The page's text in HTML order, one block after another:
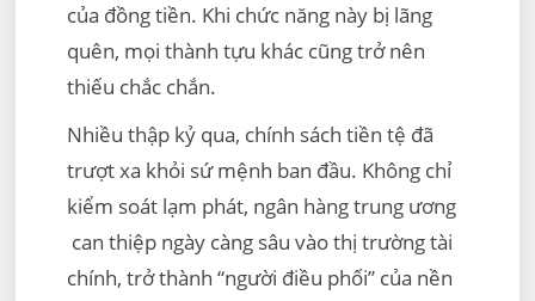
của đồng tiền. Khi chức năng này bị lãng
quên, mọi thành tựu khác cũng trở nên
thiếu chắc chắn.
Nhiều thập kỷ qua, chính sách tiền tệ đã
trượt xa khỏi sứ mệnh ban đầu. Không chỉ
kiểm soát lạm phát, ngân hàng trung ương
can thiệp ngày càng sâu vào thị trường tài
chính, trở thành “người điều phối” của nền